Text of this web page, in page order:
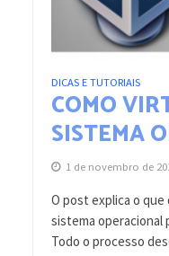
DICAS E TUTORIAIS
COMO
SISTEMA
1 de novembro de
O post explica o
sistema operacional
Todo o processo